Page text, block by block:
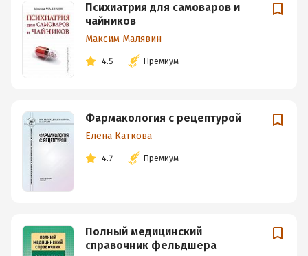
Психиатрия для самоваров и
чайников
Максим Малявин
4.5 Премиум
Фармакология с рецептурой
Елена Каткова
4.7 Премиум
Полный медицинский
справочник фельдшера